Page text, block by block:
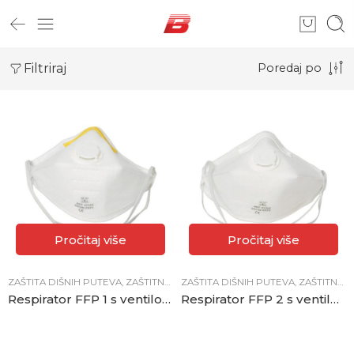
Filtriraj Poredaj po
Pročitaj više
ZAŠTITA DIŠNIH PUTEVA, ZAŠTITNA OPREMA
Respirator FFP 1 s ventilom sklopivi
Pročitaj više
ZAŠTITA DIŠNIH PUTEVA, ZAŠTITNA OPREMA
Respirator FFP 2 s ventilom sklopivi